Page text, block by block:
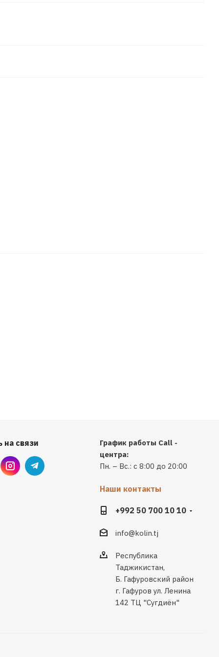
на связи
График работы Call -
центра:
Пн. – Вс.: с 8:00 до 20:00
Наши контакты
+992 50 700 10 10
info@kolin.tj
Республика
Таджикистан,
Б. Гафуровский район
г. Гафуров ул. Ленина
142 ТЦ "Сугдиён"